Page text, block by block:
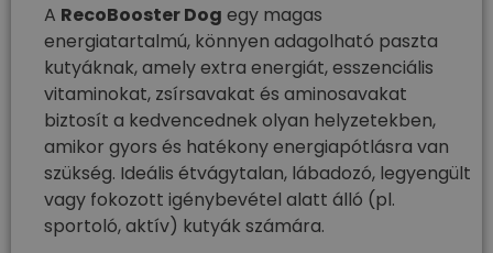
A RecoBooster Dog egy magas
energiatartalmú, könnyen adagolható paszta
kutyáknak, amely extra energiát, esszenciális
vitaminokat, zsírsavakat és aminosavakat
biztosít a kedvencednek olyan helyzetekben,
amikor gyors és hatékony energiapótlásra van
szükség. Ideális étvágytalan, lábadozó, legyengült
vagy fokozott igénybevétel alatt álló (pl.
sportoló, aktív) kutyák számára.